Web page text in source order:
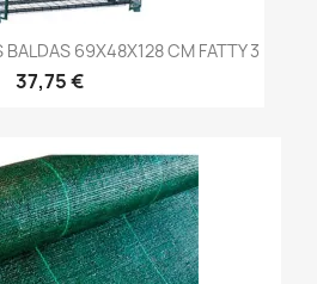
BALDAS 69X48X128 CM FATTY 3
37,75 €